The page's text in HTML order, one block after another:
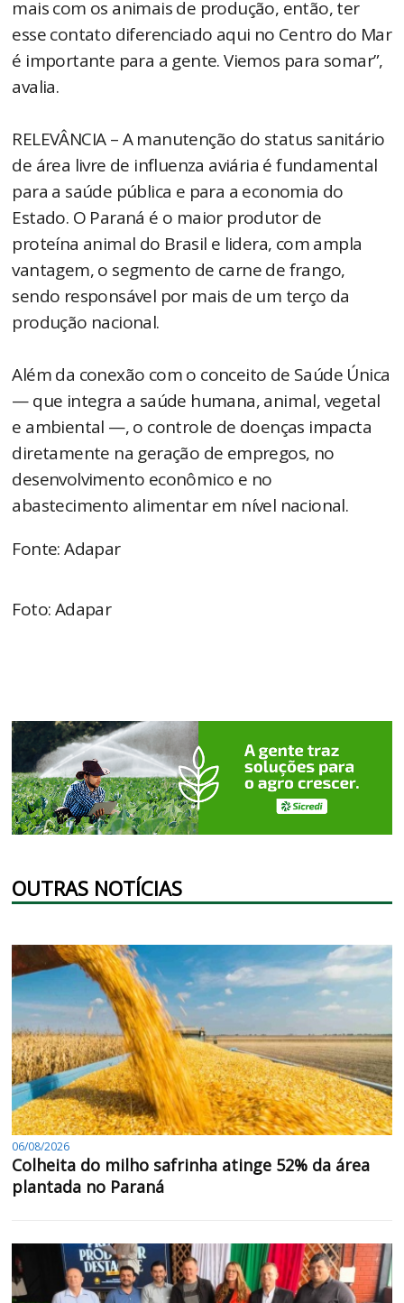
mais com os animais de produção, então, ter
esse contato diferenciado aqui no Centro do Mar
é importante para a gente. Viemos para somar”,
avalia.
RELEVÂNCIA – A manutenção do status sanitário
de área livre de influenza aviária é fundamental
para a saúde pública e para a economia do
Estado. O Paraná é o maior produtor de
proteína animal do Brasil e lidera, com ampla
vantagem, o segmento de carne de frango,
sendo responsável por mais de um terço da
produção nacional.
Além da conexão com o conceito de Saúde Única
— que integra a saúde humana, animal, vegetal
e ambiental —, o controle de doenças impacta
diretamente na geração de empregos, no
desenvolvimento econômico e no
abastecimento alimentar em nível nacional.
Fonte: Adapar
Foto: Adapar
OUTRAS NOTÍCIAS
06/08/2026
Colheita do milho safrinha atinge 52% da área
plantada no Paraná